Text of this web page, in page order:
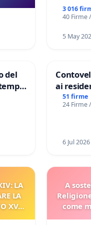
3 016
40 Firme
5 May
del
ai
51 firme
24 Firme
6 Jul 2026
LA
LA
XVI
A
come